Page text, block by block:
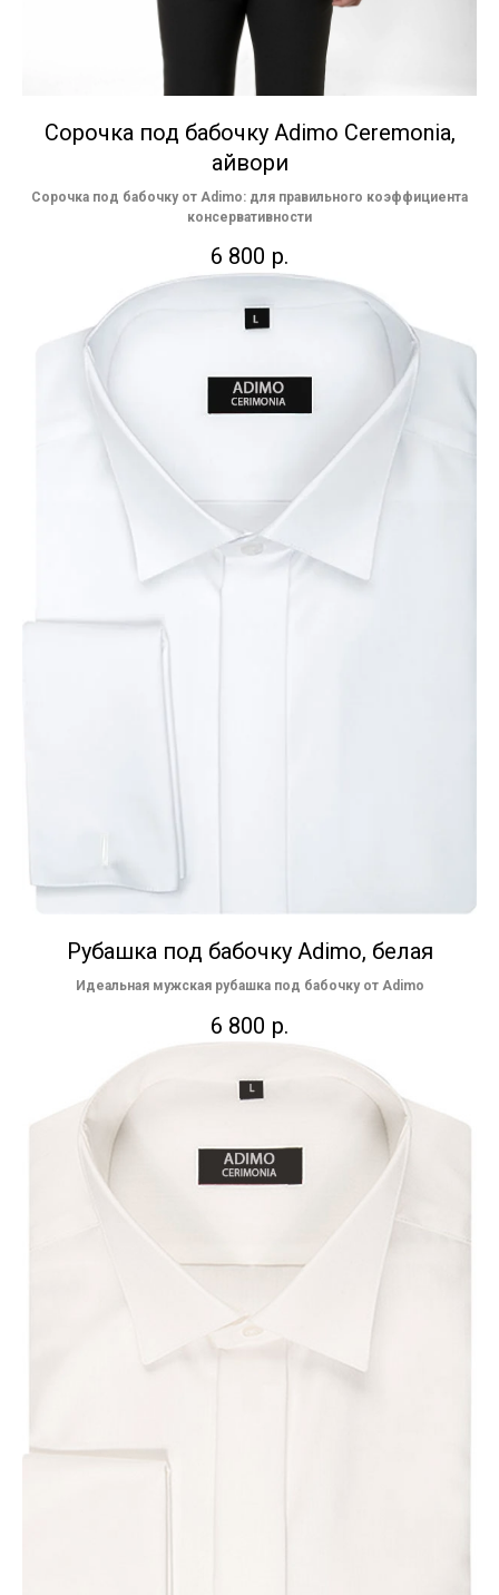
Сорочка под бабочку Adimo Ceremonia,
айвори
Сорочка под бабочку от Adimo: для правильного коэффициента
консервативности
6 800 р.
Рубашка под бабочку Adimo, белая
Идеальная мужская рубашка под бабочку от Adimo
6 800 р.